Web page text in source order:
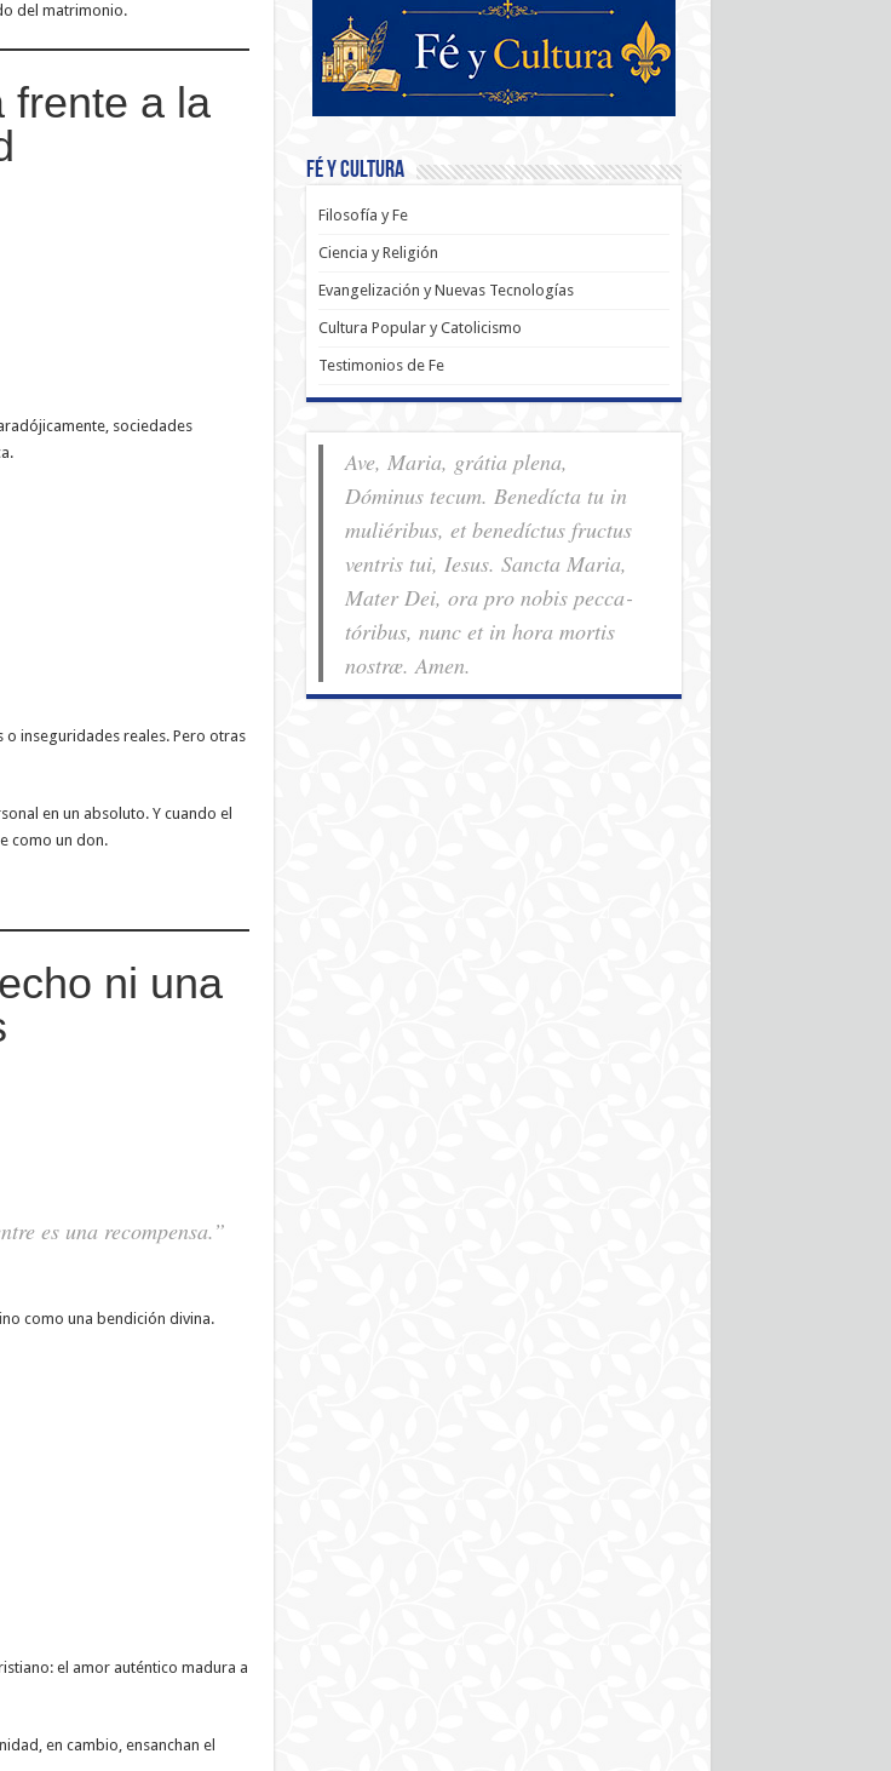
del matrimonio.
frente a la
sociedades
inseguridades reales. Pero otras
en un absoluto. Y cuando el
como un don.
ni una
es una recompensa.”
como una bendición divina.
el amor auténtico madura a
en cambio, ensanchan el
Fé y Cultura
Filosofía y Fe
Ciencia y Religión
Evangelización y Nuevas Tecnologías
Cultura Popular y Catolicismo
Testimonios de Fe
Ave, Maria, grátia plena,
Dóminus tecum. Benedícta tu in
muliéribus, et benedíctus fructus
ventris tui, Iesus. Sancta Maria,
Mater Dei, ora pro nobis pec­ca­
tóribus, nunc et in hora mortis
nostræ. Amen.